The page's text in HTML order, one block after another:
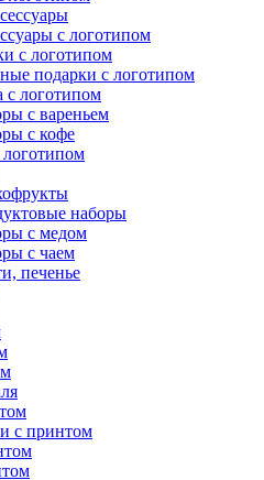
с логотипом
с логотипом
подарки с логотипом
с логотипом
с вареньем
с кофе
наборы
с медом
с чаем
печенье
с принтом